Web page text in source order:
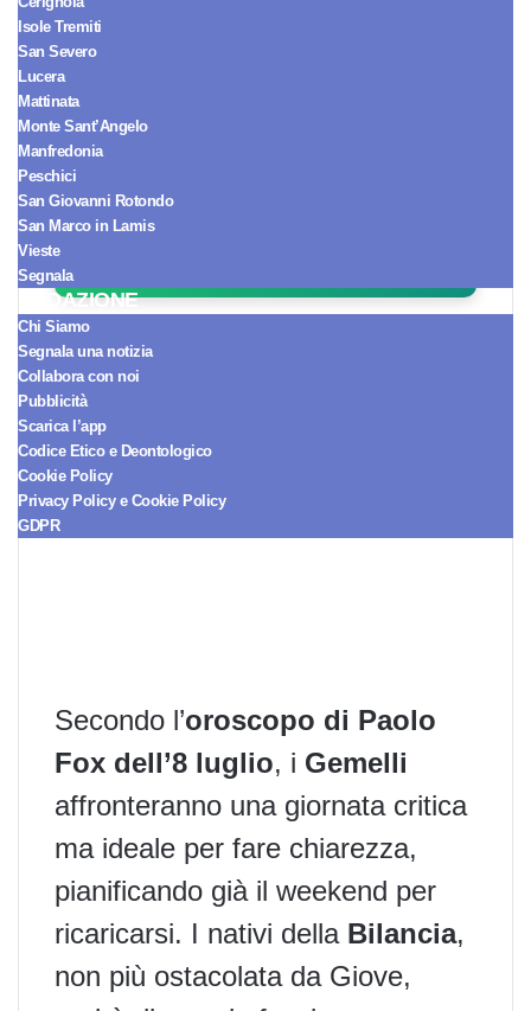
Isole Tremiti
San Severo
Lucera
Mattinata
Monte Sant’Angelo
Manfredonia
Peschici
San Giovanni Rotondo
San Marco in Lamis
Vieste
Segnala
REDAZIONE
Chi Siamo
Segnala una notizia
Collabora con noi
Pubblicità
Scarica l’app
Codice Etico e Deontologico
Cookie Policy
Privacy Policy e Cookie Policy
GDPR
Seguici sul Canale WhatsApp!
cache="public" ttl="0"]
Secondo l’oroscopo di Paolo
Fox dell’8 luglio, i Gemelli
affronteranno una giornata critica
ma ideale per fare chiarezza,
pianificando già il weekend per
ricaricarsi. I nativi della Bilancia,
non più ostacolata da Giove,